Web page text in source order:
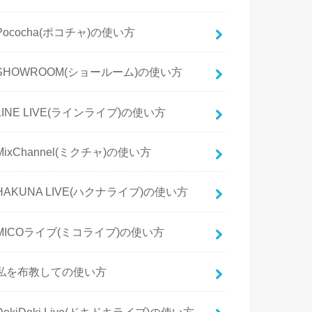
ポコチャ)の使い方
ショールーム)の使い方
LIVE(ラインライブ)の使い方
ミクチャ)の使い方
LIVE(ハクナライブ)の使い方
ライブ(ミコライブ)の使い方
を布教しての使い方